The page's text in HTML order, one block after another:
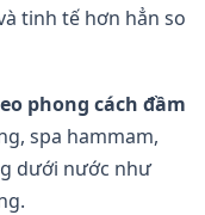
tinh tế hơn hẳn so
phong cách đầm
spa hammam,
dưới nước như